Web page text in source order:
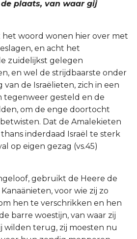
plaats, van waar gij
het woord wonen hier over met
en acht het
zuidelijkst gelegen
en wel de strijdbaarste onder
van de Israëlieten, zich in een
tegenweer gesteld en de
om de enge doortocht
Dat de Amalekieten
inderdaad Israël te sterk
op eigen gezag (vs.45)
gebruikt de Heere de
voor wie zij zo
hen te verschrikken en hen
barre woestijn, van waar zij
wilden terug, zij moesten nu